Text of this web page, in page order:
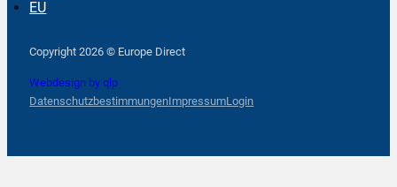
EU
Copyright 2026 © Europe Direct
Webdesign by qlp
DatenschutzbestimmungenImpressumLogin